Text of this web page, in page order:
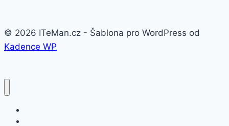
© 2026 ITeMan.cz - Šablona pro WordPress od
Kadence WP